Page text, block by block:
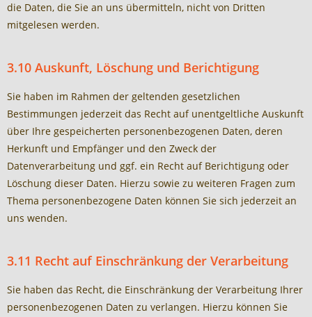
die Daten, die Sie an uns übermitteln, nicht von Dritten
mitgelesen werden.
3.10 Auskunft, Löschung und Berichtigung
Sie haben im Rahmen der geltenden gesetzlichen
Bestimmungen jederzeit das Recht auf unentgeltliche Auskunft
über Ihre gespeicherten personenbezogenen Daten, deren
Herkunft und Empfänger und den Zweck der
Datenverarbeitung und ggf. ein Recht auf Berichtigung oder
Löschung dieser Daten. Hierzu sowie zu weiteren Fragen zum
Thema personenbezogene Daten können Sie sich jederzeit an
uns wenden.
3.11 Recht auf Einschränkung der Verarbeitung
Sie haben das Recht, die Einschränkung der Verarbeitung Ihrer
personenbezogenen Daten zu verlangen. Hierzu können Sie